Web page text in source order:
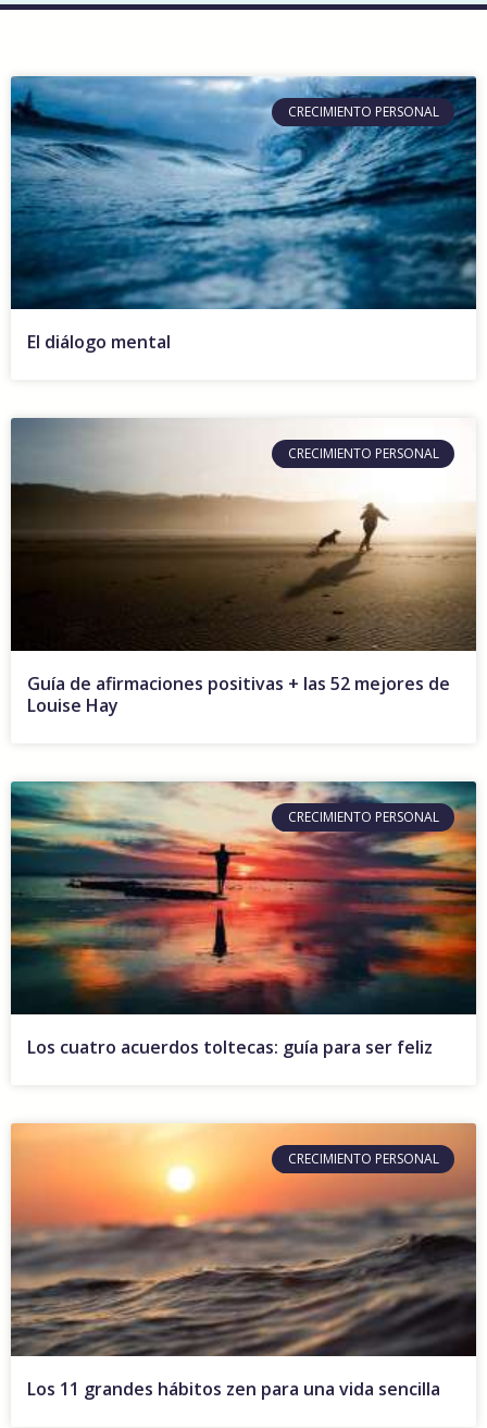
CRECIMIENTO PERSONAL
El diálogo mental
CRECIMIENTO PERSONAL
Guía de afirmaciones positivas + las 52 mejores de
Louise Hay
CRECIMIENTO PERSONAL
Los cuatro acuerdos toltecas: guía para ser feliz
CRECIMIENTO PERSONAL
Los 11 grandes hábitos zen para una vida sencilla